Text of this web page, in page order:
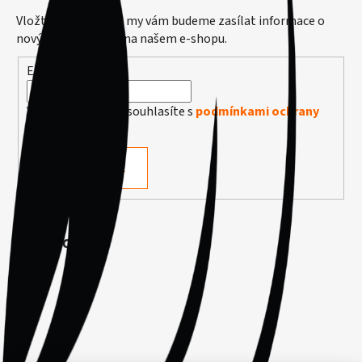
Vložte svůj e-mail a my vám budeme zasílat informace o
nových produktech na našem e-shopu.
E-mail
Vložením e-mailu souhlasíte s podmínkami ochrany
PŘIHLÁSIT SE
Facebook